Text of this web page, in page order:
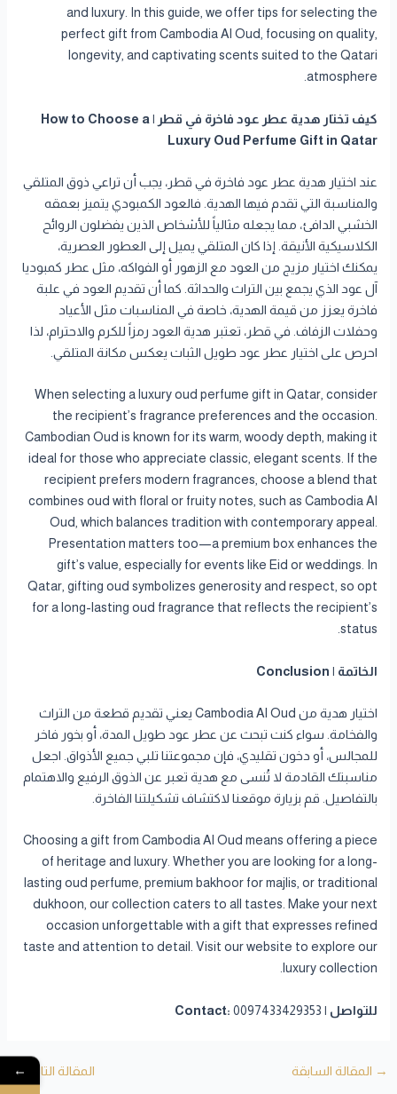
and luxury. In this guide, we offer tips for selecting the
perfect gift from Cambodia Al Oud, focusing on quality,
longevity, and captivating scents suited to the Qatari
atmosphere.
كيف تختار هدية عطر عود فاخرة في قطر | How to Choose a
Luxury Oud Perfume Gift in Qatar
عند اختيار هدية عطر عود فاخرة في قطر، يجب أن تراعي ذوق المتلقي
والمناسبة التي تقدم فيها الهدية. فالعود الكمبودي يتميز بعمقه
الخشبي الدافئ، مما يجعله مثالياً للأشخاص الذين يفضلون الروائح
الكلاسيكية الأنيقة. إذا كان المتلقي يميل إلى العطور العصرية،
يمكنك اختيار مزيج من العود مع الزهور أو الفواكه، مثل عطر كمبوديا
آل عود الذي يجمع بين التراث والحداثة. كما أن تقديم العود في علبة
فاخرة يعزز من قيمة الهدية، خاصة في المناسبات مثل الأعياد
وحفلات الزفاف. في قطر، تعتبر هدية العود رمزاً للكرم والاحترام، لذا
احرص على اختيار عطر عود طويل الثبات يعكس مكانة المتلقي.
When selecting a luxury oud perfume gift in Qatar, consider
the recipient’s fragrance preferences and the occasion.
Cambodian Oud is known for its warm, woody depth, making it
ideal for those who appreciate classic, elegant scents. If the
recipient prefers modern fragrances, choose a blend that
combines oud with floral or fruity notes, such as Cambodia Al
Oud, which balances tradition with contemporary appeal.
Presentation matters too—a premium box enhances the
gift’s value, especially for events like Eid or weddings. In
Qatar, gifting oud symbolizes generosity and respect, so opt
for a long-lasting oud fragrance that reflects the recipient’s
status.
الخاتمة | Conclusion
اختيار هدية من Cambodia Al Oud يعني تقديم قطعة من التراث
والفخامة. سواء كنت تبحث عن عطر عود طويل المدة، أو بخور فاخر
للمجالس، أو دخون تقليدي، فإن مجموعتنا تلبي جميع الأذواق. اجعل
مناسبتك القادمة لا تُنسى مع هدية تعبر عن الذوق الرفيع والاهتمام
بالتفاصيل. قم بزيارة موقعنا لاكتشاف تشكيلتنا الفاخرة.
Choosing a gift from Cambodia Al Oud means offering a piece
of heritage and luxury. Whether you are looking for a long-
lasting oud perfume, premium bakhoor for majlis, or traditional
dukhoon, our collection caters to all tastes. Make your next
occasion unforgettable with a gift that expresses refined
taste and attention to detail. Visit our website to explore our
luxury collection.
للتواصل | Contact: 0097433429353
→ المقالة السابقة المقالة التالية←
←